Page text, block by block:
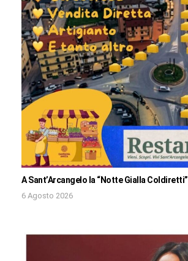
A Sant’Arcangelo la “Notte Gialla Coldiretti”
6 Agosto 2026